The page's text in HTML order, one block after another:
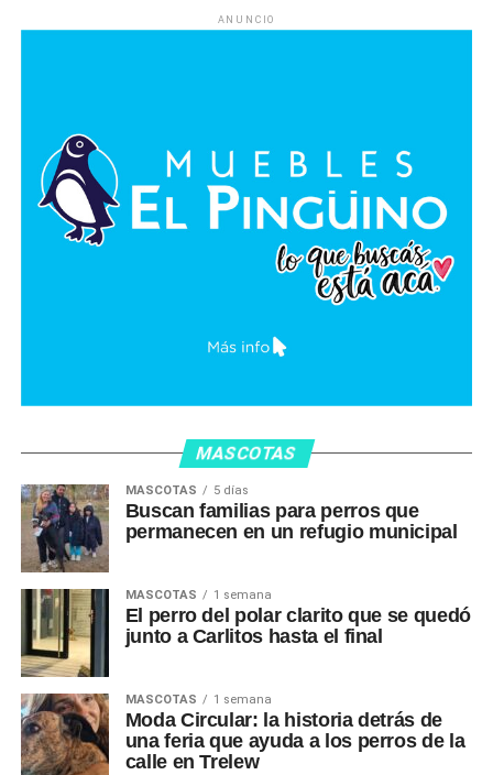
ANUNCIO
MASCOTAS
MASCOTAS 5 días
Buscan familias para perros que
permanecen en un refugio municipal
MASCOTAS 1 semana
El perro del polar clarito que se quedó
junto a Carlitos hasta el final
MASCOTAS 1 semana
Moda Circular: la historia detrás de
una feria que ayuda a los perros de la
calle en Trelew